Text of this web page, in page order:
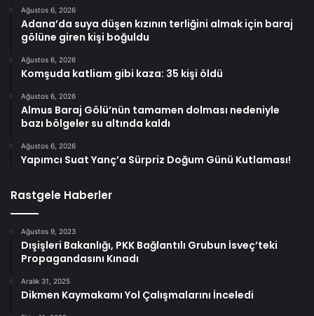
Ağustos 6, 2026
Adana’da suya düşen kızının terliğini almak için baraj
gölüne giren kişi boğuldu
Ağustos 6, 2026
Komşuda katliam gibi kaza: 35 kişi öldü
Ağustos 6, 2026
Almus Baraj Gölü’nün tamamen dolması nedeniyle
bazı bölgeler su altında kaldı
Ağustos 6, 2026
Yapımcı Suat Yanç’a Sürpriz Doğum Günü Kutlaması!
Rastgele Haberler
Ağustos 9, 2023
Dışişleri Bakanlığı, PKK Bağlantılı Grubun İsveç’teki
Propagandasını Kınadı
Aralık 31, 2025
Dikmen Kaymakamı Yol Çalışmalarını İnceledi